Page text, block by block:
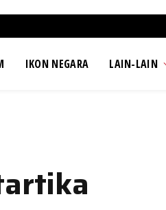
IKON NEGARA LAIN-LAIN